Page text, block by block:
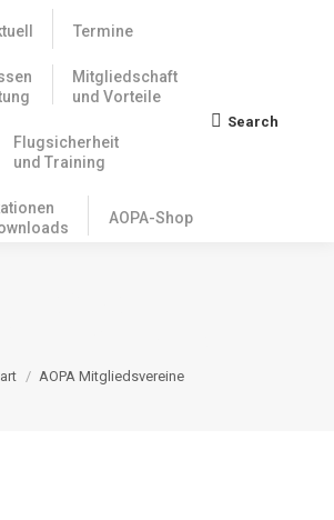
Termine
Mitgliedschaft
und Vorteile
Flugsicherheit
und Training
AOPA-Shop
Search:
Search
befinden sich hier:
AOPA Mitgliedsvereine